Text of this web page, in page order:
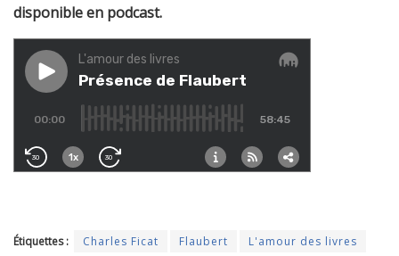
disponible en podcast.
Étiquettes : Charles Ficat Flaubert
L'amour des livres